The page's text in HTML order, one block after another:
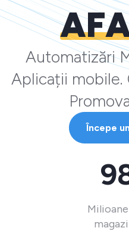
Automatizări
Aplicații mobile.
Începe